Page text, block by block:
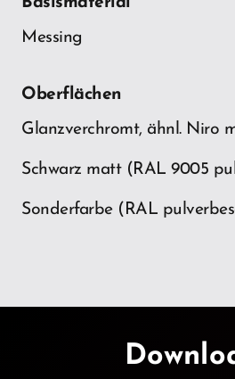
Messing
Oberflächen
Glanzverchromt, ähnl. Niro
Schwarz matt (RAL 9005
Sonderfarbe (RAL